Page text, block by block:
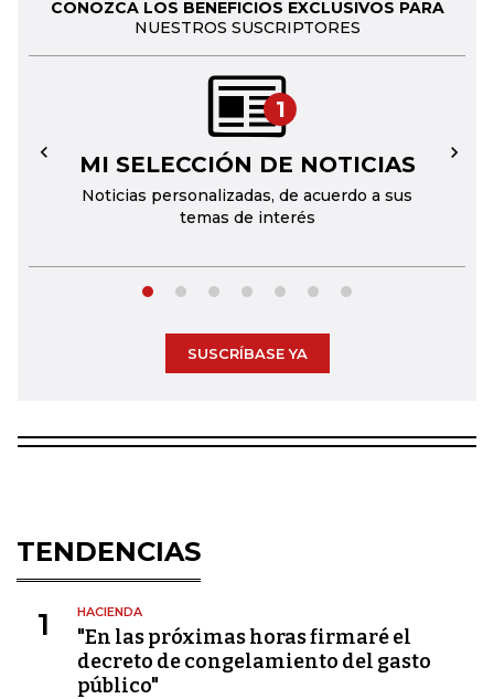
CONOZCA LOS BENEFICIOS EXCLUSIVOS PARA
NUESTROS SUSCRIPTORES
1
MI SELECCIÓN DE NOTICIAS
Noticias personalizadas, de acuerdo a sus
temas de interés
← →
SUSCRÍBASE YA
TENDENCIAS
1 HACIENDA
"En las próximas horas firmaré el
decreto de congelamiento del gasto
público"